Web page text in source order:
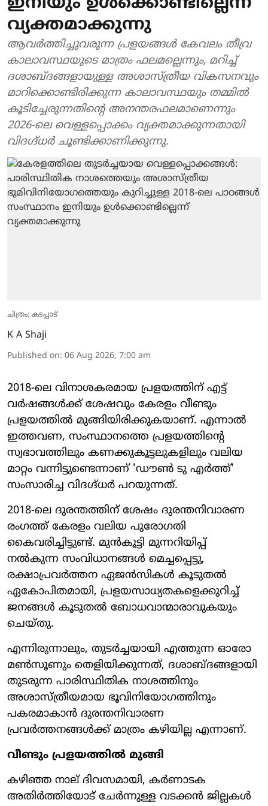
വ്യക്തമാക്കുന്നു
ആവർത്തിച്ചുവരുന്ന പ്രളയങ്ങൾ കേവലം തീവ്ര
കാലാവസ്ഥയുടെ മാത്രം ഫലമല്ലെന്നും, മറിച്ച്
ദശാബ്ദങ്ങളായുള്ള അശാസ്ത്രീയ വികസനവും
മാറിക്കൊണ്ടിരിക്കുന്ന കാലാവസ്ഥയും തമ്മിൽ
കൂടിച്ചേരുന്നതിന്റെ അനന്തരഫലമാണെന്നും
2026-ലെ വെള്ളപ്പൊക്കം വ്യക്തമാക്കുന്നതായി
വിദഗ്ദ്ധർ ചൂണ്ടിക്കാണിക്കുന്നു.
ചിത്രം: കടപ്പാട്
K A Shaji
Published on: 06 Aug 2026, 7:00 am
2018-ലെ വിനാശകരമായ പ്രളയത്തിന് എട്ട്
വർഷങ്ങൾക്ക് ശേഷവും കേരളം വീണ്ടും
പ്രളയത്തിൽ മുങ്ങിയിരിക്കുകയാണ്. എന്നാൽ
ഇത്തവണ, സംസ്ഥാനത്തെ പ്രളയത്തിന്റെ
സ്വഭാവത്തിലും കണക്കുകൂട്ടലുകളിലും വലിയ
മാറ്റം വന്നിട്ടുണ്ടെന്നാണ് 'ഡൗൺ ടു എർത്ത്'
സംസാരിച്ച വിദഗ്ദ്ധർ പറയുന്നത്.
2018-ലെ ദുരന്തത്തിന് ശേഷം ദുരന്തനിവാരണ
രംഗത്ത് കേരളം വലിയ പുരോഗതി
കൈവരിച്ചിട്ടുണ്ട്. മുൻകൂട്ടി മുന്നറിയിപ്പ്
നൽകുന്ന സംവിധാനങ്ങൾ മെച്ചപ്പെട്ടു,
രക്ഷാപ്രവർത്തന ഏജൻസികൾ കൂടുതൽ
ഏകോപിതമായി, പ്രളയസാധ്യതകളെക്കുറിച്ച്
ജനങ്ങൾ കൂടുതൽ ബോധവാന്മാരാവുകയും
ചെയ്തു.
എന്നിരുന്നാലും, തുടർച്ചയായി എത്തുന്ന ഓരോ
മൺസൂണും തെളിയിക്കുന്നത്, ദശാബ്ദങ്ങളായി
തുടരുന്ന പാരിസ്ഥിതിക നാശത്തിനും
അശാസ്ത്രീയമായ ഭൂവിനിയോഗത്തിനും
പകരമാകാൻ ദുരന്തനിവാരണ
പ്രവർത്തനങ്ങൾക്ക് മാത്രം കഴിയില്ല എന്നാണ്.
വീണ്ടും പ്രളയത്തിൽ മുങ്ങി
കഴിഞ്ഞ നാല് ദിവസമായി, കർണാടക
അതിർത്തിയോട് ചേർന്നുള്ള വടക്കൻ ജില്ലകൾ